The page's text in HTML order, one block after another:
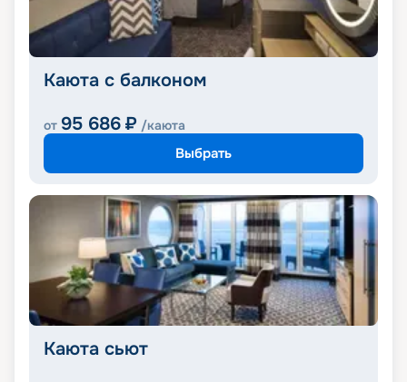
Каюта с балконом
от 95 686 ₽ /каюта
Выбрать
Каюта сьют